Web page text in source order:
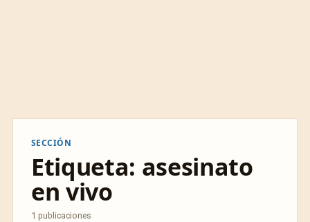
SECCIÓN
Etiqueta: asesinato
en vivo
1 publicaciones